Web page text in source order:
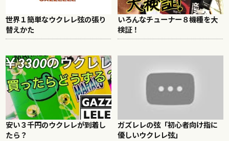
世界１簡単なウクレレ弦の張り
替えかた
いろんなチューナー８機種を大
検証！
安い３千円のウクレレが到着し
たら？
ガズレレの弦「初心者向け指に
優しいウクレレ弦」